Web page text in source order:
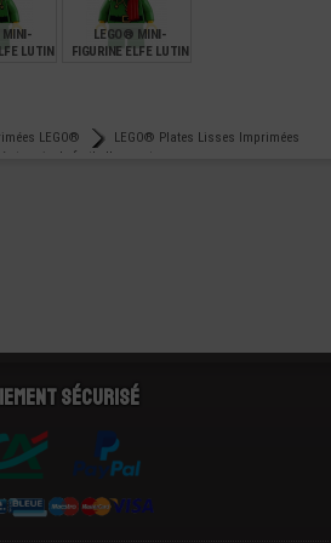
MINI-
LUTIN
LEGO® MINI-
FIGURINE ELFE LUTIN
LEGO®
LEGO® Plates Lisses Imprimées
terrain de football - sport
sécurisé